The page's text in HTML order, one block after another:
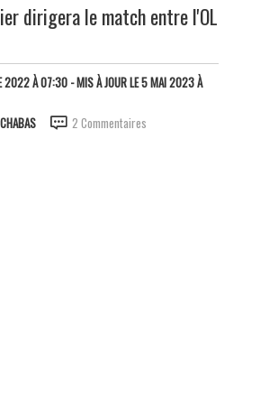
dirigera le match entre l'OL
2022 À 07:30- MIS À JOUR LE 5 MAI 2023 À
2 Commentaires